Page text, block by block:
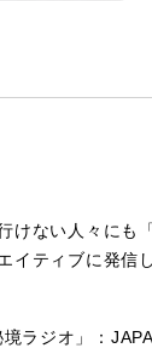
けない人々にも
イティブに発信
ラジオ」：